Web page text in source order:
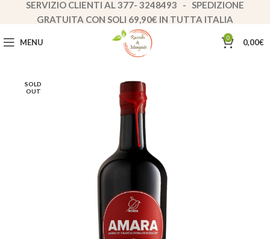
MENU 0 0,00€
SOLD
OUT
SERVIZIO CLIENTI AL 377- 3248493 - SPEDIZIONE
GRATUITA CON SOLI 69,90€ IN TUTTA ITALIA